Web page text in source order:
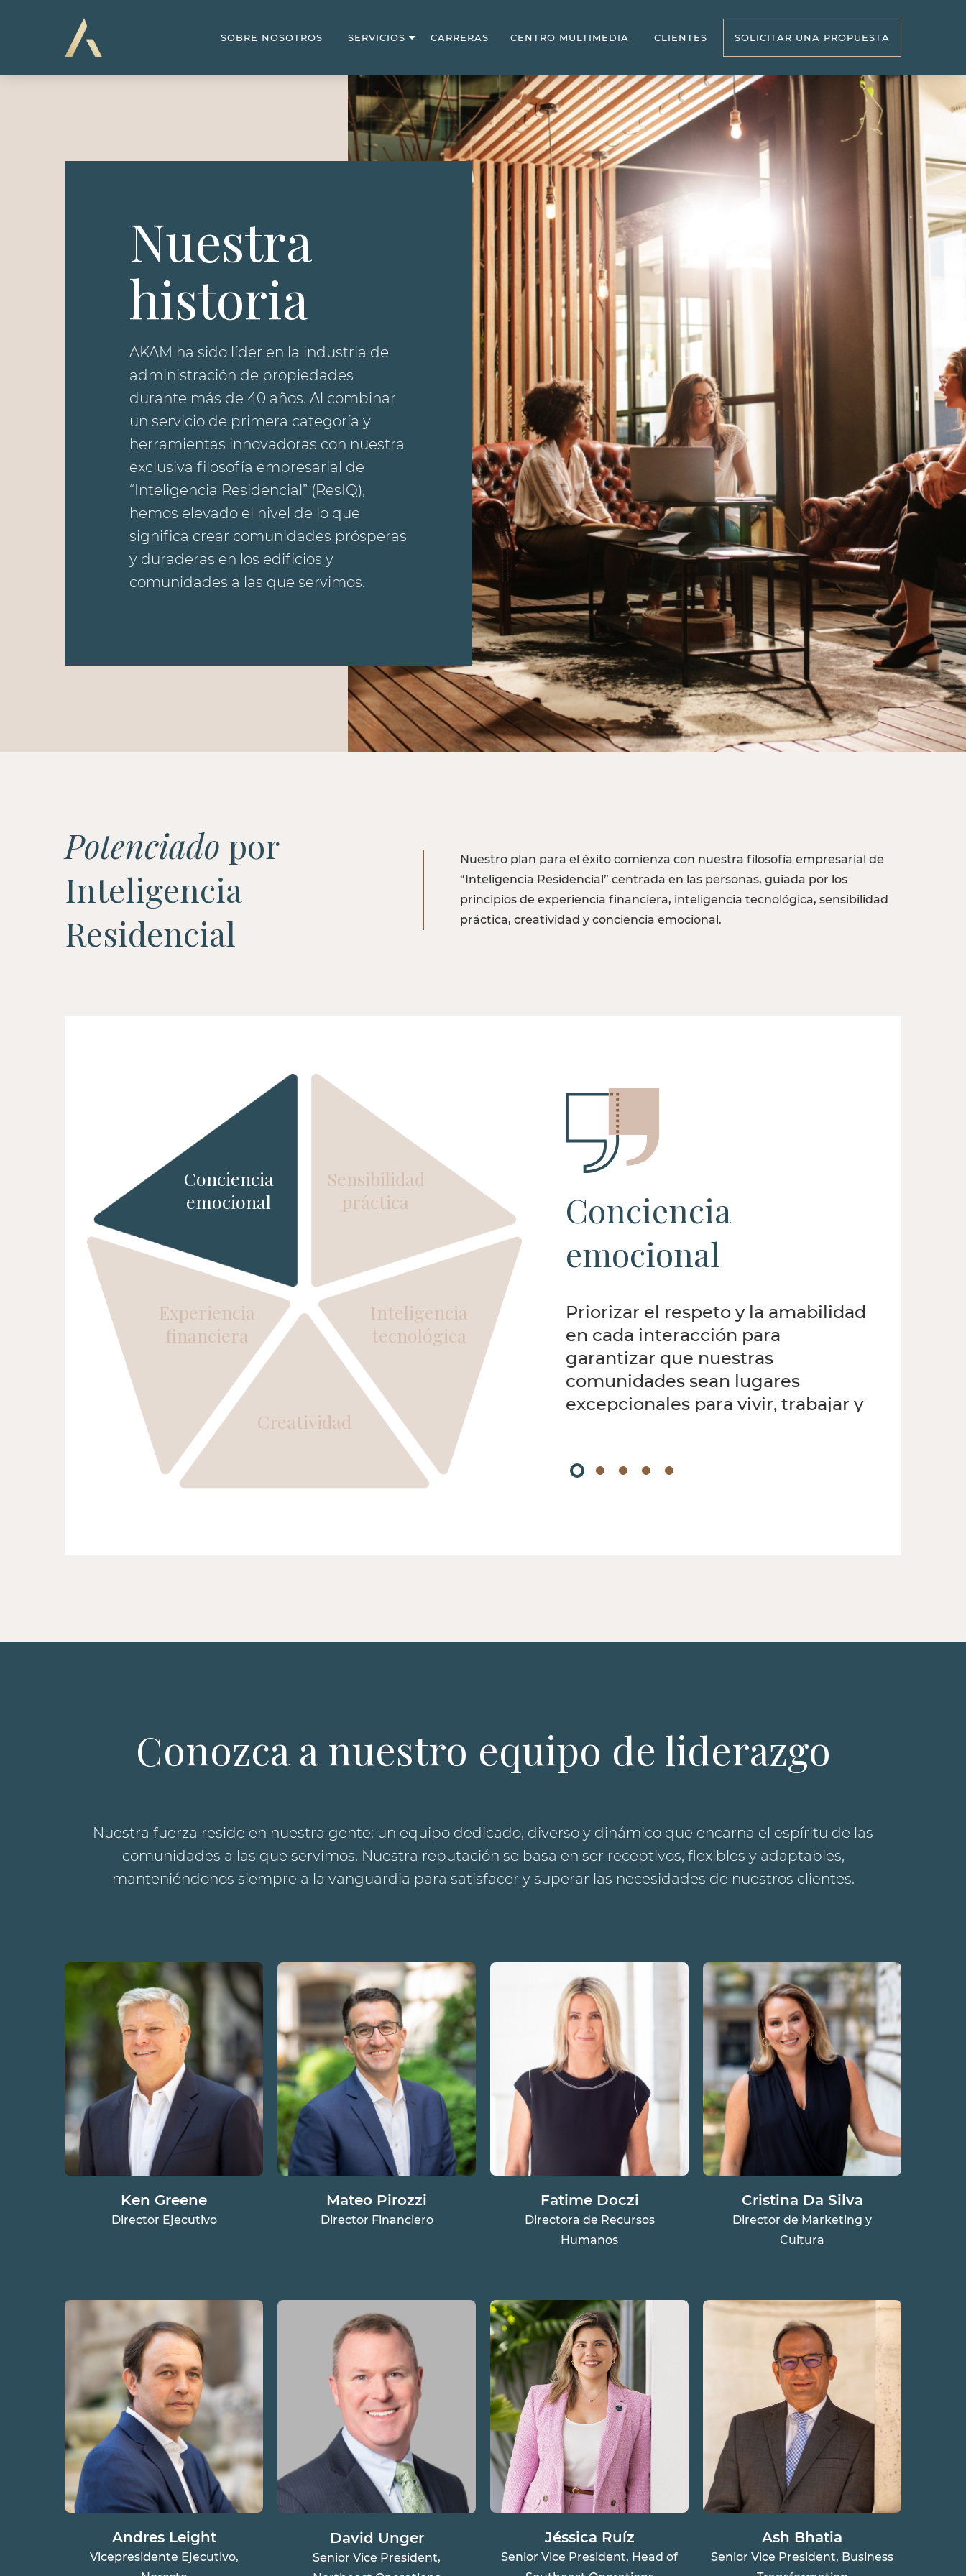
SOBRE NOSOTROS SERVICIOS CARRERAS CENTRO MULTIMEDIA CLIENTES SOLICITAR UNA PROPUESTA
Nuestra
historia
AKAM ha sido líder en la industria de
administración de propiedades
durante más de 40 años. Al combinar
un servicio de primera categoría y
herramientas innovadoras con nuestra
exclusiva filosofía empresarial de
“Inteligencia Residencial” (ResIQ),
hemos elevado el nivel de lo que
significa crear comunidades prósperas
y duraderas en los edificios y
comunidades a las que servimos.
Potenciado por
Inteligencia
Residencial
Nuestro plan para el éxito comienza con nuestra filosofía empresarial de
“Inteligencia Residencial” centrada en las personas, guiada por los
principios de experiencia financiera, inteligencia tecnológica, sensibilidad
práctica, creatividad y conciencia emocional.
Conciencia
emocional
Sensibilidad
práctica
Inteligencia
tecnológica
Creatividad
Experiencia
financiera
Conciencia
emocional
Priorizar el respeto y la amabilidad
en cada interacción para
garantizar que nuestras
comunidades sean lugares
excepcionales para vivir, trabajar y
Conozca a nuestro equipo de liderazgo
Nuestra fuerza reside en nuestra gente: un equipo dedicado, diverso y dinámico que encarna el espíritu de las
comunidades a las que servimos. Nuestra reputación se basa en ser receptivos, flexibles y adaptables,
manteniéndonos siempre a la vanguardia para satisfacer y superar las necesidades de nuestros clientes.
Ken Greene
Director Ejecutivo
Mateo Pirozzi
Director Financiero
Fatime Doczi
Directora de Recursos
Humanos
Cristina Da Silva
Director de Marketing y
Cultura
Andres Leight
Vicepresidente Ejecutivo,
David Unger
Senior Vice President,
Jéssica Ruíz
Senior Vice President, Head of
Ash Bhatia
Senior Vice President, Business